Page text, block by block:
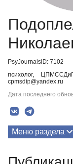
PsyJournalsID: 7102
психолог,
cpmsdip@yandex.ru
Дата последнего
Меню раздела